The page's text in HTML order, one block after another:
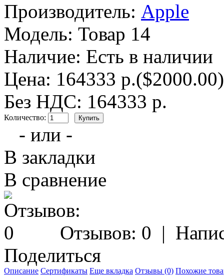
Производитель: Apple
Модель: Товар 14
Наличие: Есть в наличии
Цена: 164333 р.($2000.00)
Без НДС: 164333 р.
Количество:
- или -
В закладки
В сравнение
Отзывов: 0 |
Поделиться
Описание Сертификаты Еще вкладка Отзывы (0) Похожие